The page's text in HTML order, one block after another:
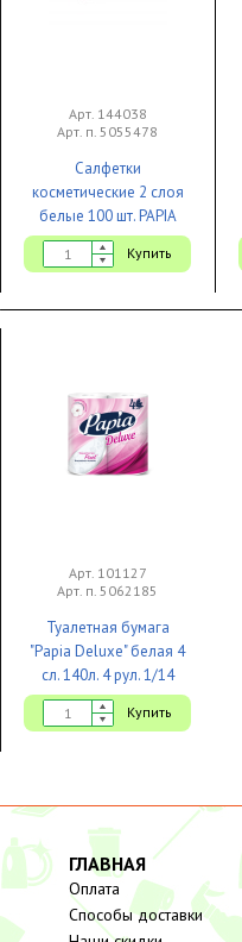
Арт. 144038
Арт. п. 5055478
Салфетки
косметические 2 слоя
белые 100 шт. PAPIA
1/24
Купить
Арт. 101127
Арт. п. 5062185
Туалетная бумага
"Papia Deluxe" белая 4
сл. 140л. 4 рул. 1/14
Купить
ГЛАВНАЯ
Оплата
Способы доставки